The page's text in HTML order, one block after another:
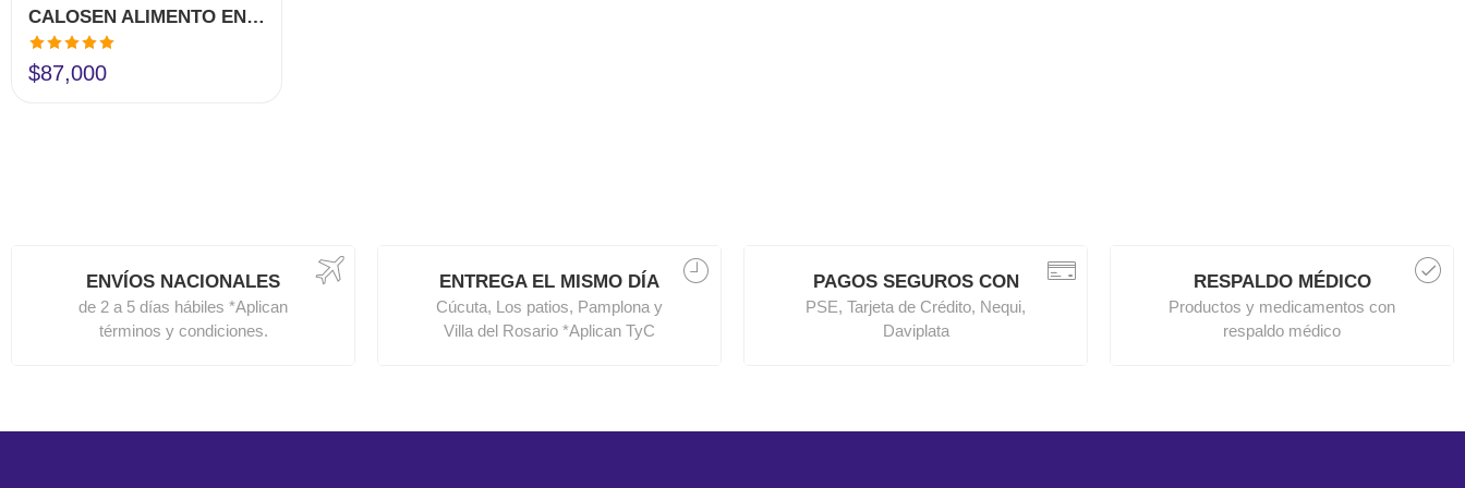
CALOSEN ALIMENTO EN POLVO CON CALCIO Y VITAMINA D3
Valorado en
5.00de 5
$87,000
ENVÍOS NACIONALES
de 2 a 5 días hábiles *Aplican
términos y condiciones.
ENTREGA EL MISMO DÍA
Cúcuta, Los patios, Pamplona y
Villa del Rosario *Aplican TyC
PAGOS SEGUROS CON
PSE, Tarjeta de Crédito, Nequi,
Daviplata
RESPALDO MÉDICO
Productos y medicamentos con
respaldo médico